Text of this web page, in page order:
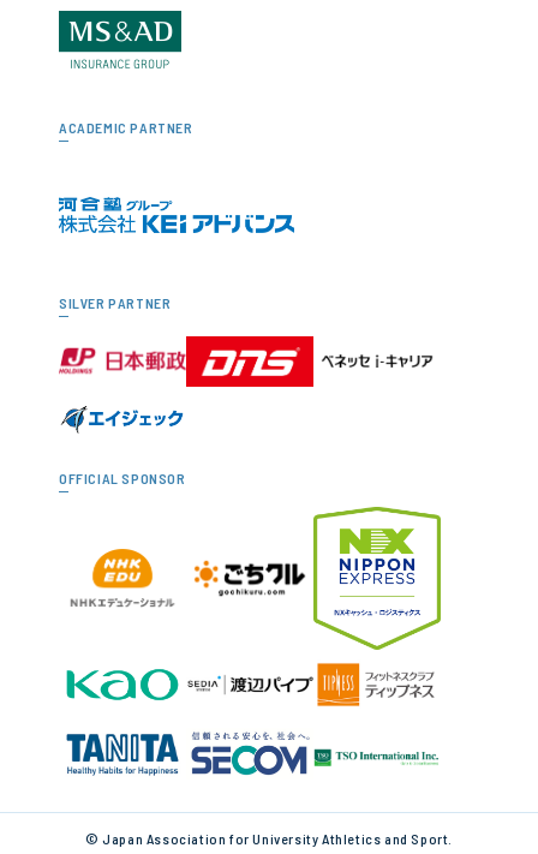
ACADEMIC PARTNER
SILVER PARTNER
OFFICIAL SPONSOR
© Japan Association for University Athletics and Sport.